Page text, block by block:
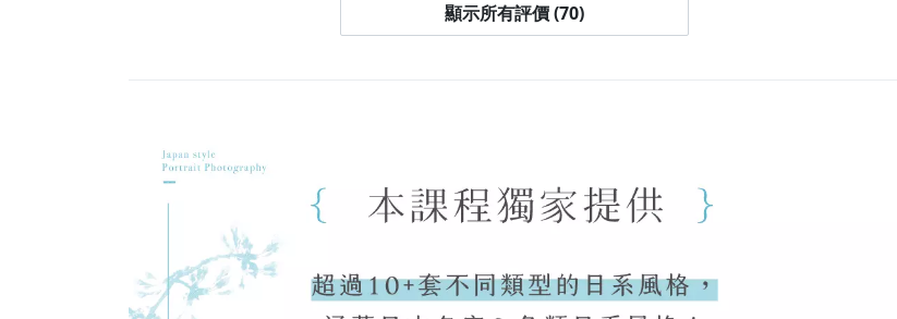
我追尋到了日系風的文化精神原
有看了很多Herb老師的參考書
術，所以抱持著估且看看線上課程
的心情購買了此課程。但現在只是
深切的感受到「物超所值」的領
會。期待Herb老師的新課程，感
謝當時的我所做下的選擇。也推薦
顯示所有評價 (70)